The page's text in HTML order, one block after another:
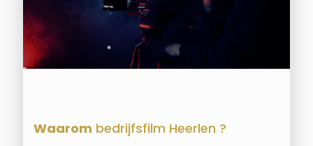
Waarom bedrijfsfilm Heerlen ?